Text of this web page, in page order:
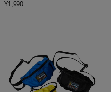
¥1,990